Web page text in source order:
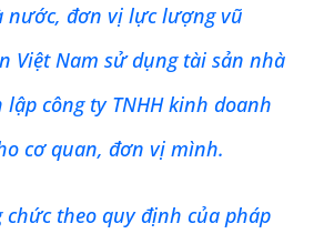
nước, đơn vị lực lượng vũ
Việt Nam sử dụng tài sản nhà
công ty TNHH kinh doanh
cơ quan, đơn vị mình.
chức theo quy định của pháp